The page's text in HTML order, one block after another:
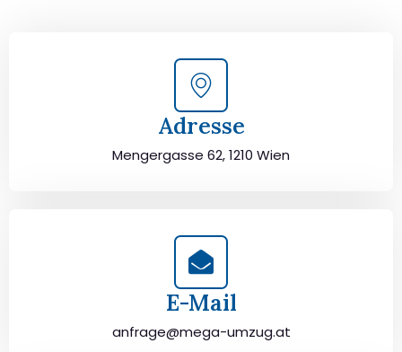
Adresse
Mengergasse 62, 1210 Wien
E-Mail
anfrage@mega-umzug.at